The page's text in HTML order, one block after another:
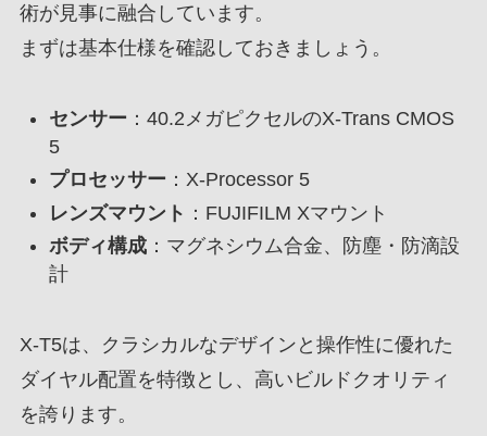
術が見事に融合しています。
まずは基本仕様を確認しておきましょう。
センサー ：40.2メガピクセルのX-Trans CMOS
5
プロセッサー ：X-Processor 5
レンズマウント ：FUJIFILM Xマウント
ボディ構成：マグネシウム合金、防塵・防滴設
計
X-T5は、クラシカルなデザインと操作性に優れた
ダイヤル配置を特徴とし、高いビルドクオリティ
を誇ります。